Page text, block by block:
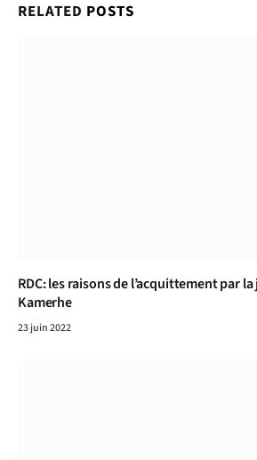
RELATED POSTS
RDC: les raisons de l’acquittement par
Kamerhe
23 juin 2022